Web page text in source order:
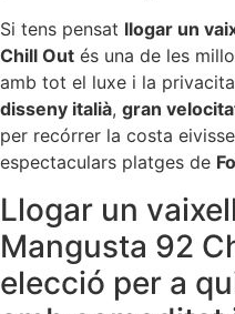
Si tens pensat llogar un
Chill Out és una de les
amb tot el luxe i la
disseny italià, gran
per recórrer la costa
espectaculars platges de
Llogar un
Mangusta 92
elecció per a